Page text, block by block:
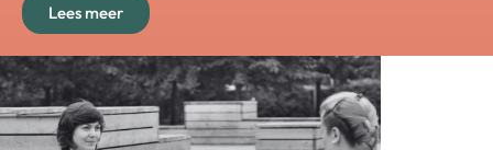
Lees meer